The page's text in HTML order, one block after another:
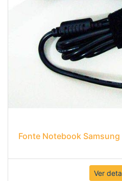
Fonte Notebook Samsung
Ver